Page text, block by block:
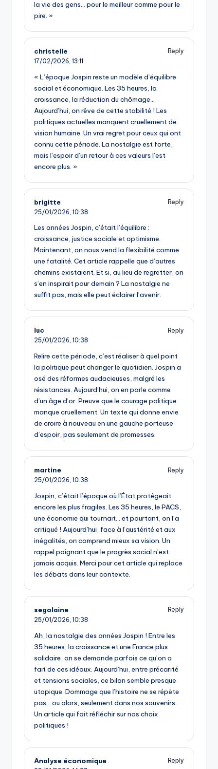
la vie des gens… pour le meilleur comme pour le
pire. »
christelle
Reply
17/02/2026, 13:11
« L’époque Jospin reste un modèle d’équilibre
social et économique. Les 35 heures, la
croissance, la réduction du chômage…
Aujourd’hui, on rêve de cette stabilité ! Les
politiques actuelles manquent cruellement de
vision humaine. Un vrai regret pour ceux qui ont
connu cette période. La nostalgie est forte,
mais l’espoir d’un retour à ces valeurs l’est
encore plus. »
brigitte
Reply
25/01/2026, 10:38
Les années Jospin, c’était l’équilibre :
croissance, justice sociale et optimisme.
Maintenant, on nous vend la flexibilité comme
une fatalité. Cet article rappelle que d’autres
chemins existaient. Et si, au lieu de regretter, on
s’en inspirait pour demain ? La nostalgie ne
suffit pas, mais elle peut éclairer l’avenir.
luc
Reply
25/01/2026, 10:38
Relire cette période, c’est réaliser à quel point
la politique peut changer le quotidien. Jospin a
osé des réformes audacieuses, malgré les
résistances. Aujourd’hui, on en parle comme
d’un âge d’or. Preuve que le courage politique
manque cruellement. Un texte qui donne envie
de croire à nouveau en une gauche porteuse
d’espoir, pas seulement de promesses.
martine
Reply
25/01/2026, 10:38
Jospin, c’était l’époque où l’État protégeait
encore les plus fragiles. Les 35 heures, le PACS,
une économie qui tournait… et pourtant, on l’a
critiqué ! Aujourd’hui, face à l’austérité et aux
inégalités, on comprend mieux sa vision. Un
rappel poignant que le progrès social n’est
jamais acquis. Merci pour cet article qui replace
les débats dans leur contexte.
segolaine
Reply
25/01/2026, 10:38
Ah, la nostalgie des années Jospin ! Entre les
35 heures, la croissance et une France plus
solidaire, on se demande parfois ce qu’on a
fait de ces idéaux. Aujourd’hui, entre précarité
et tensions sociales, ce bilan semble presque
utopique. Dommage que l’histoire ne se répète
pas… ou alors, seulement dans nos souvenirs.
Un article qui fait réfléchir sur nos choix
politiques !
Analyse économique
Reply